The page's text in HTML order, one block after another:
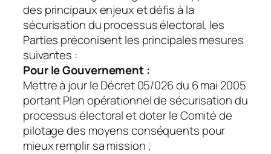
des principaux enjeux et défis à la
sécurisation du processus électoral, les
Parties préconisent les principales mesures
suivantes :
Pour le Gouvernement :
Mettre à jour le Décret 05/026 du 6 mai 2005
portant Plan opérationnel de sécurisation du
processus électoral et doter le Comité de
pilotage des moyens conséquents pour
mieux remplir sa mission ;